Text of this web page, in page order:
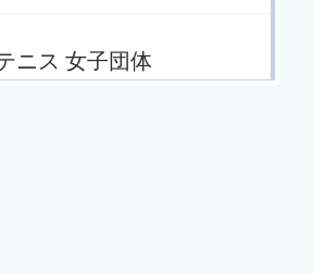
ニス 女子団体